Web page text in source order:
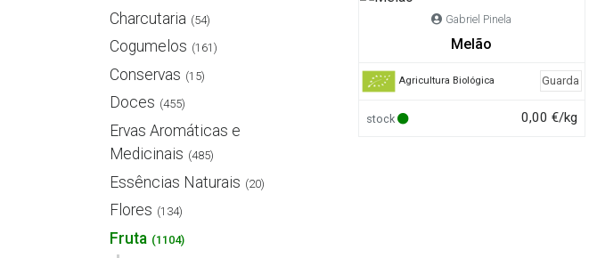
Charcutaria (54)
Cogumelos (161)
Conservas (15)
Doces (455)
Ervas Aromáticas e
Medicinais (485)
Essências Naturais (20)
Flores (134)
Fruta (1104)
Gabriel Pinela
Melão
Agricultura Biológica Guarda
stock 0,00 €/kg